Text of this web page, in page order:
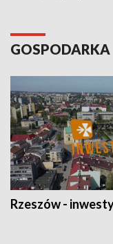
GOSPODARKA
Rzeszów -